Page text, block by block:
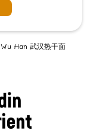
Wu Han 武汉热干面